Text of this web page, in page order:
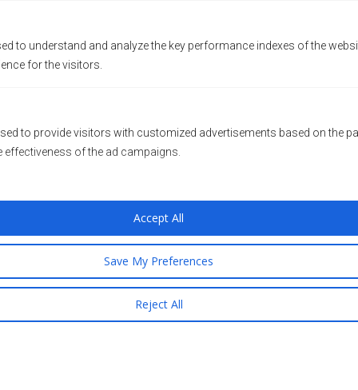
to understand and analyze the key performance indexes of the
for the visitors.
to provide visitors with customized advertisements based on the
effectiveness of the ad campaigns.
Reject All
Save My Preferences
Accept All
20 + 11 =